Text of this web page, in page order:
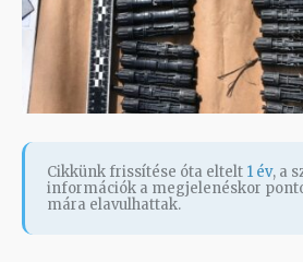
Cikkünk frissítése óta eltelt 1 év, a
információk a megjelenéskor
mára elavulhattak.